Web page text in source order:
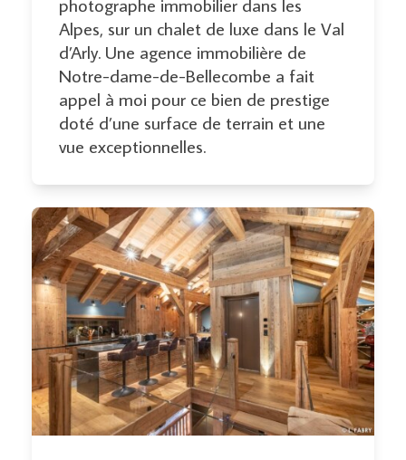
Alpes, sur un chalet de luxe dans le Val
d’Arly. Une agence immobilière de
Notre-dame-de-Bellecombe a fait
appel à moi pour ce bien de prestige
doté d’une surface de terrain et une
vue exceptionnelles.